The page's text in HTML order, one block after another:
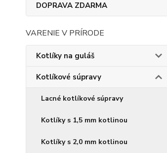
DOPRAVA ZDARMA
VARENIE V PRÍRODE
Kotlíky na guláš
Kotlíkové súpravy
Lacné kotlíkové súpravy
Kotlíky s 1,5 mm kotlinou
Kotlíky s 2,0 mm kotlinou